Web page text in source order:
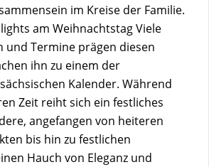
im Kreise der Familie.
am Weihnachtstag Viele
und Termine prägen diesen
ihn zu einem der
Kalender. Während
Zeit reiht sich ein festliches
angefangen von heiteren
bis hin zu festlichen
Hauch von Eleganz und